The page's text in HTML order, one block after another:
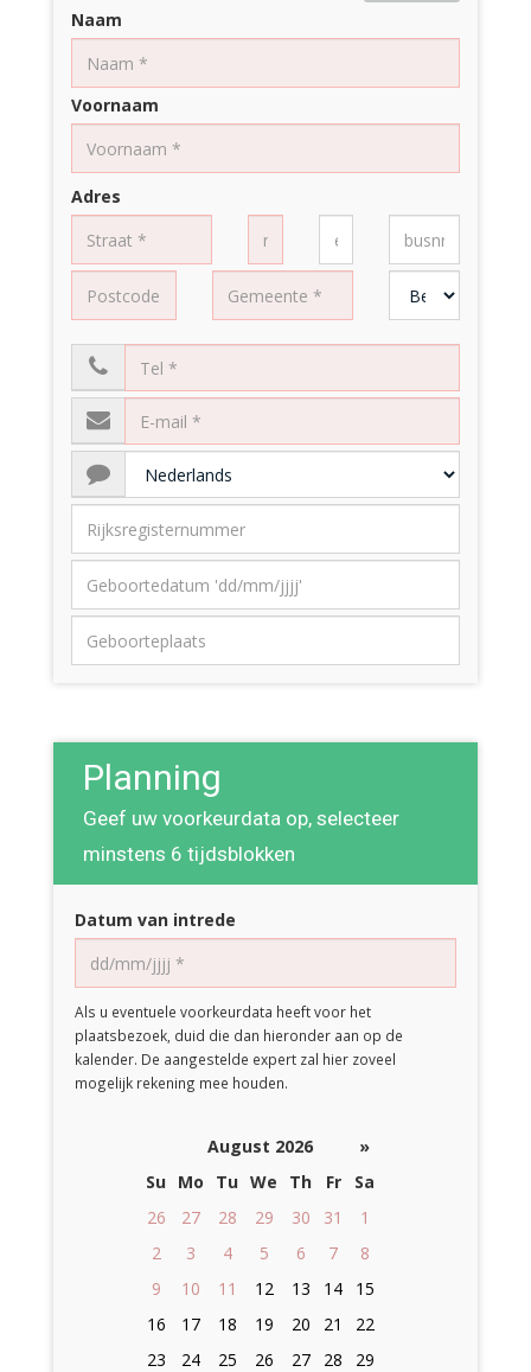
Naam
Voornaam
Adres
Planning
Geef uw voorkeurdata op, selecteer
minstens 6 tijdsblokken
Datum van intrede
Als u eventuele voorkeurdata heeft voor het
plaatsbezoek, duid die dan hieronder aan op de
kalender. De aangestelde expert zal hier zoveel
mogelijk rekening mee houden.
August 2026
»
Su Mo Tu We Th Fr
Sa
26
27 28 29 30 31
1
2
3 4 5 6 7
8
9
10 11 12 13 14
15
16
17 18 19 20 21
22
23
24 25 26 27 28
29